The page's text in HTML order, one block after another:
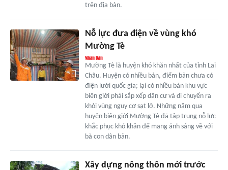
trên địa bàn.
Nỗ lực đưa điện về vùng khó
Mường Tè
Mường Tè là huyện khó khăn nhất của tỉnh Lai
Châu. Huyện có nhiều bản, điểm bản chưa có
điện lưới quốc gia; lại có nhiều bản khu vực
biên giới phải sắp xếp dân cư và di chuyển ra
khỏi vùng nguy cơ sạt lở. Những năm qua
huyện biên giới Mường Tè đã tập trung nỗ lực
khắc phục khó khăn để mang ánh sáng về với
bà con dân bản.
Xây dựng nông thôn mới trước